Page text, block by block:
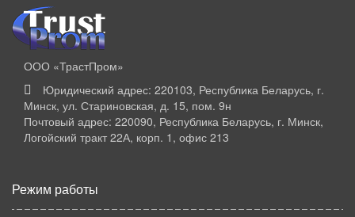
пленки.
Гарантия: 12 месяцев
Производитель: ООО «НТ-Сварка»
Производитель: НТ-сварка
Страна производства: Россия
ООО «ТрастПром»
Юридический адрес: 220103, Республика Беларусь, г.
Минск, ул. Стариновская, д. 15, пом. 9н
Почтовый адрес: 220090, Республика Беларусь, г. Минск,
Логойский тракт 22А, корп. 1, офис 213
Режим работы